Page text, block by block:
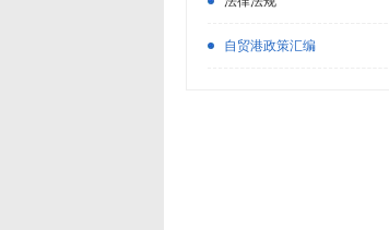
自贸港政策汇编